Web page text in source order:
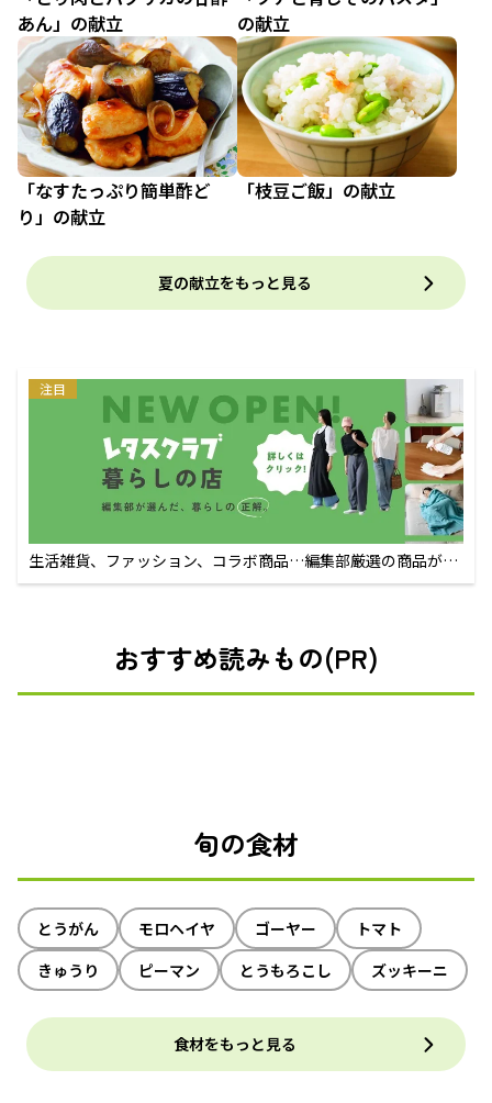
あん」の献立
の献立
「なすたっぷり簡単酢ど
り」の献立
「枝豆ご飯」の献立
夏の献立をもっと見る
注目
生活雑貨、ファッション、コラボ商品…編集部厳選の商品が買
えるECサイト
おすすめ読みもの(PR)
旬の食材
とうがん モロヘイヤ ゴーヤー
トマト
きゅうり
ピーマン とうもろこし ズッキーニ
食材をもっと見る